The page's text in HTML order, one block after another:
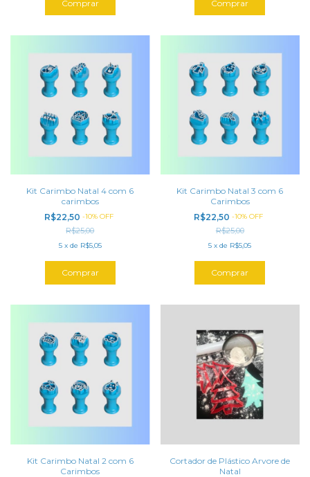
Kit Carimbo Natal 4 com 6
carimbos
R$22,50 -10% OFF
R$25,00
5 x de R$5,05
Kit Carimbo Natal 3 com 6
Carimbos
R$22,50-10%OFF
R$25,00
5 xde R$5,05
Kit Carimbo Natal 2 com 6
Carimbos
Cortador de Plástico Arvore de
Natal